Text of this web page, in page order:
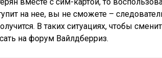
на нее, вы не сможете –
В таких ситуациях, чтобы
на форум Вайлдберриз.